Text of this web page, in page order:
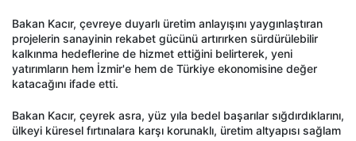
Bakan Kacır, çevreye duyarlı üretim anlayışını yaygınlaştıran
projelerin sanayinin rekabet gücünü artırırken sürdürülebilir
kalkınma hedeflerine de hizmet ettiğini belirterek, yeni
yatırımların hem İzmir'e hem de Türkiye ekonomisine değer
katacağını ifade etti.
Bakan Kacır, çeyrek asra, yüz yıla bedel başarılar sığdırdıklarını,
ülkeyi küresel fırtınalara karşı korunaklı, üretim altyapısı sağlam